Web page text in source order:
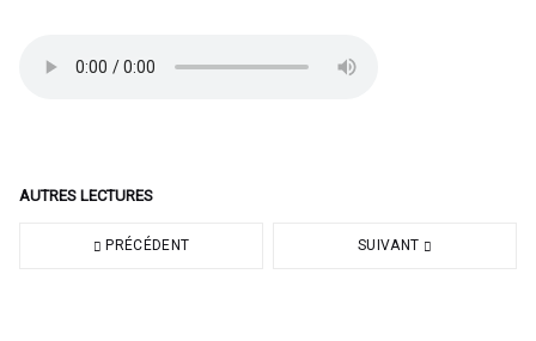
AUTRES LECTURES
PRÉCÉDENT SUIVANT